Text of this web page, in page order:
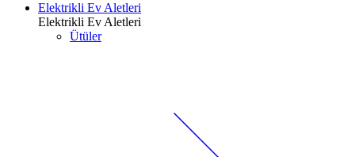
Elektrikli Ev Aletleri
Elektrikli Ev Aletleri
Ütüler